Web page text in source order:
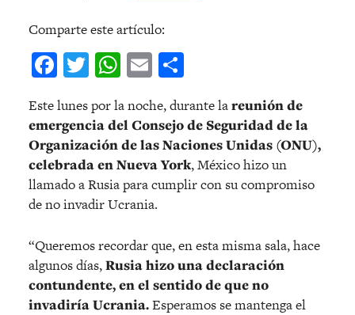
Comparte este artículo:
Facebook
Twitter
WhatsApp
Email
Este lunes por la noche, durante lareunión de
emergencia del Consejo de Seguridad de la
Organización de las Naciones Unidas (ONU),
celebrada en Nueva York, México hizo un
llamado a Rusia para cumplir con su compromiso
de no invadir Ucrania.
“Queremos recordar que, en esta misma sala, hace
algunos días,Rusia hizo una declaración
contundente, en el sentido de que no
invadiría Ucrania.Esperamos se mantenga el